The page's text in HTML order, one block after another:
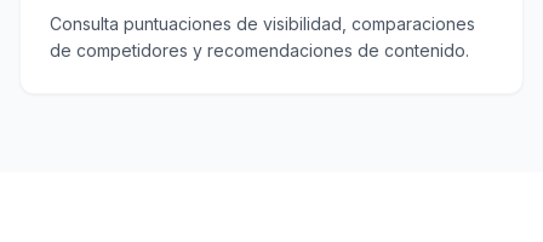
Consulta puntuaciones de visibilidad, comparaciones
de competidores y recomendaciones de contenido.